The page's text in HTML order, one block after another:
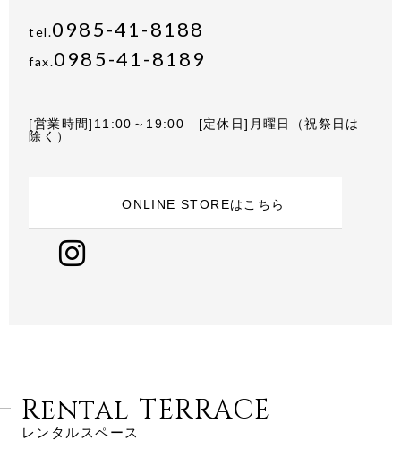
tel.0985-41-8188
fax.0985-41-8189
[営業時間]11:00～19:00 [定休日]月曜日（祝祭日は
除く）
ONLINE STOREはこちら
Rental TERRACE
レンタルスペース